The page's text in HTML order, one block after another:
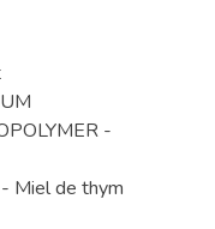
-
Miel de thym